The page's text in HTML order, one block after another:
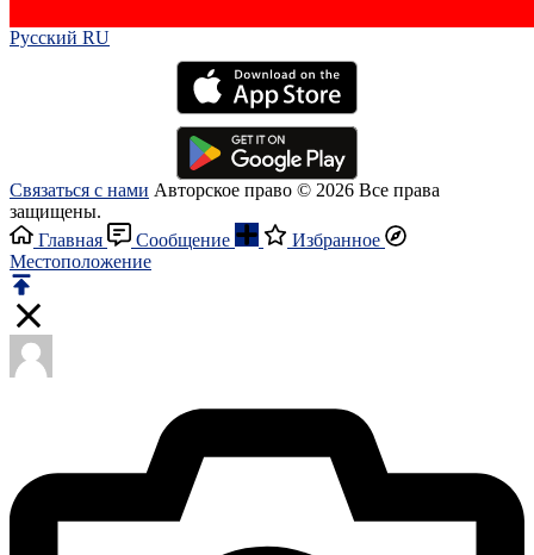
Русский RU‎
Связаться с нами Авторское право © 2026 Все права
защищены.
Главная
Сообщение
Избранное
Местоположение